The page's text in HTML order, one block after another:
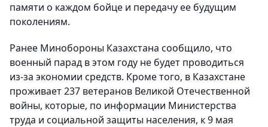
памяти о каждом бойце и передачу ее будущим
поколениям.
Ранее Минобороны Казахстана сообщило, что
военный парад в этом году не будет проводиться
из-за экономии средств. Кроме того, в Казахстане
проживает 237 ветеранов Великой Отечественной
войны, которые, по информации Министерства
труда и социальной защиты населения, к 9 мая